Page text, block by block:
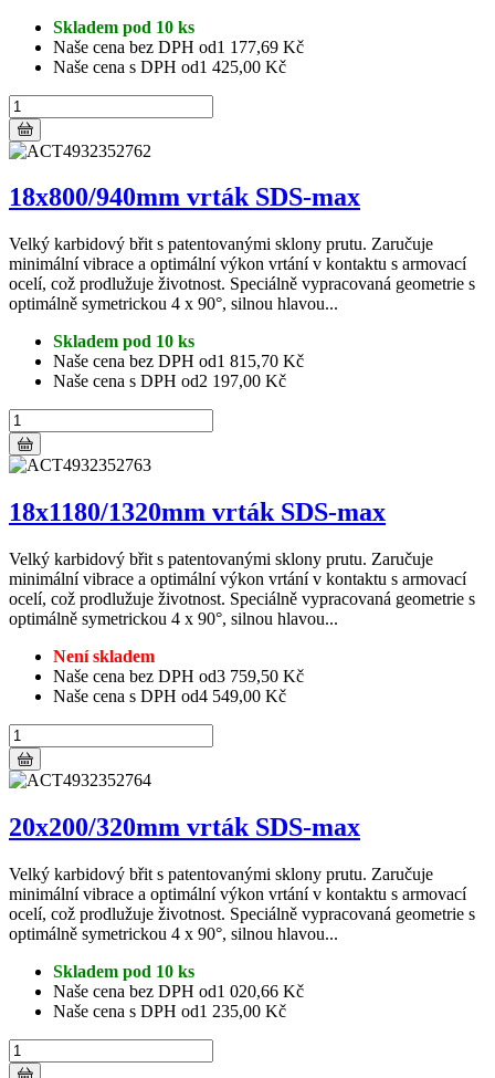
Skladem pod 10 ks
Naše cena bez DPH od1 177,69 Kč
Naše cena s DPH od1 425,00 Kč
18x800/940mm vrták SDS-max
Velký karbidový břit s patentovanými sklony prutu. Zaručuje
minimální vibrace a optimální výkon vrtání v kontaktu s armovací
ocelí, což prodlužuje životnost. Speciálně vypracovaná geometrie s
optimálně symetrickou 4 x 90°, silnou hlavou...
Skladem pod 10 ks
Naše cena bez DPH od1 815,70 Kč
Naše cena s DPH od2 197,00 Kč
18x1180/1320mm vrták SDS-max
Velký karbidový břit s patentovanými sklony prutu. Zaručuje
minimální vibrace a optimální výkon vrtání v kontaktu s armovací
ocelí, což prodlužuje životnost. Speciálně vypracovaná geometrie s
optimálně symetrickou 4 x 90°, silnou hlavou...
Není skladem
Naše cena bez DPH od3 759,50 Kč
Naše cena s DPH od4 549,00 Kč
20x200/320mm vrták SDS-max
Velký karbidový břit s patentovanými sklony prutu. Zaručuje
minimální vibrace a optimální výkon vrtání v kontaktu s armovací
ocelí, což prodlužuje životnost. Speciálně vypracovaná geometrie s
optimálně symetrickou 4 x 90°, silnou hlavou...
Skladem pod 10 ks
Naše cena bez DPH od1 020,66 Kč
Naše cena s DPH od1 235,00 Kč